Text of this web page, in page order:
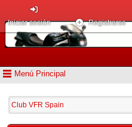
Menú Principal
Iniciar sesión Registrarse
Club VFR Spain